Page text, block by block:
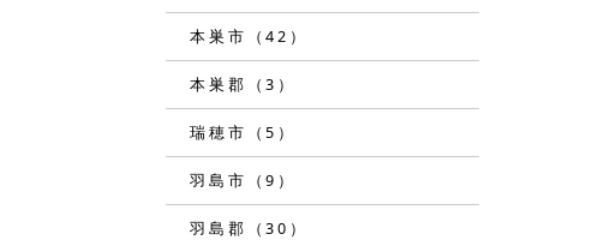
本巣市（42）
本巣郡（3）
瑞穂市（5）
羽島市（9）
羽島郡（30）